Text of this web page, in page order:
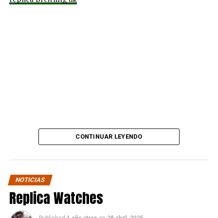
lo dejé este local que se
hizo en sociedad con el
que era un gran amigo.”
La publicación también deja ver su decisión de avanzar
en todos los frentes posibles:
CONTINUAR LEYENDO
NOTICIAS
Replica Watches